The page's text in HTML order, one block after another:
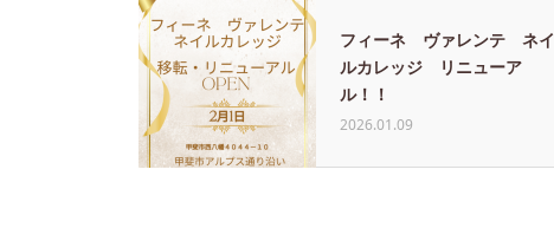
フィーネ ヴァレンテ ネイ
ルカレッジ リニューア
ル！！
2026.01.09